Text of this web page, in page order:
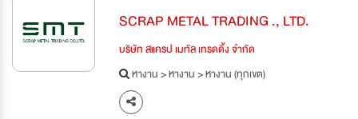
SCRAP METAL TRADING ., LTD.
บริษัท สแครป เมทัล เทรดดิ้ง จำกัด
หางาน>หางาน>หางาน (ทุกเขต)